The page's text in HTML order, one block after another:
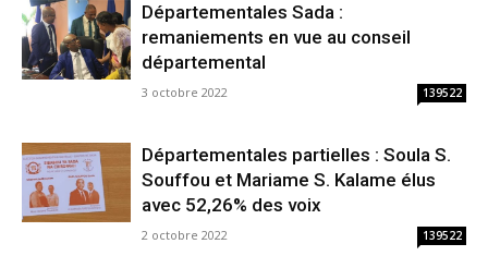
Départementales Sada :
remaniements en vue au conseil
départemental
3 octobre 2022 139522
Départementales partielles : Soula S.
Souffou et Mariame S. Kalame élus
avec 52,26% des voix
2 octobre 2022 139522